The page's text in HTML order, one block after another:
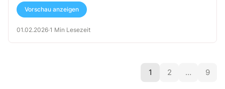
Gefährdungsbeurteilung geht?
Vorschau anzeigen
01.02.2026·1 Min Lesezeit
1 2 … 9